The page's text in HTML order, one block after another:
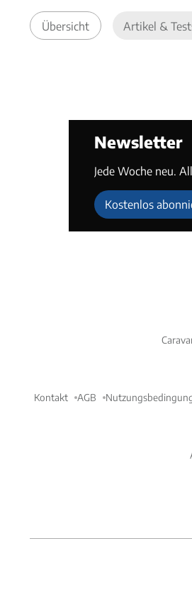
Übersicht Artikel &
Newsletter
Jede Woche neu.
Kostenlos
Kontakt AGB